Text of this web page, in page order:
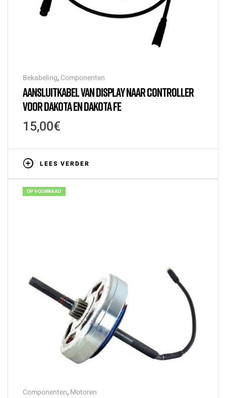
Bekabeling, Componenten
AANSLUITKABEL VAN DISPLAY NAAR CONTROLLER
VOOR DAKOTA EN DAKOTA FE
15,00€
LEES VERDER
OP VOORRAAD
Componenten, Motoren